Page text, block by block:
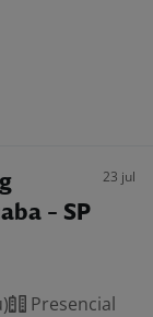
- SP
23 jul
Presencial